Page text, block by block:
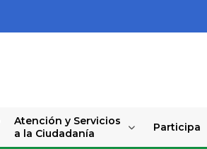
Atención y Servicios
a la Ciudadanía
Participa